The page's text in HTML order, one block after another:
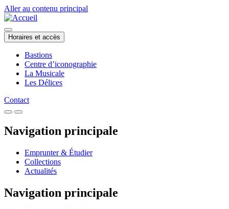
Aller au contenu principal
Horaires et accès
Bastions
Centre d’iconographie
La Musicale
Les Délices
Contact
Navigation principale
Emprunter & Étudier
Collections
Actualités
Navigation principale